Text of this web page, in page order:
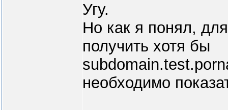
Угу.
Но как я понял,
получить хотя бы
необходимо